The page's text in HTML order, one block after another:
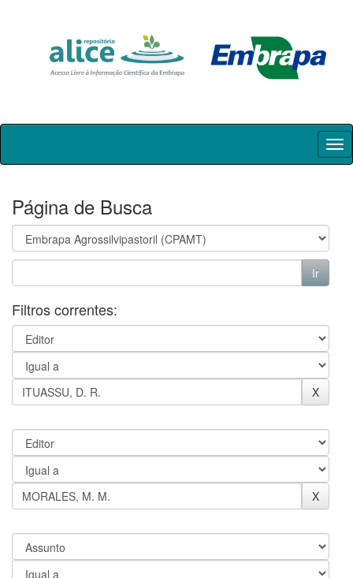
Skip
Página de Busca
Filtros correntes: